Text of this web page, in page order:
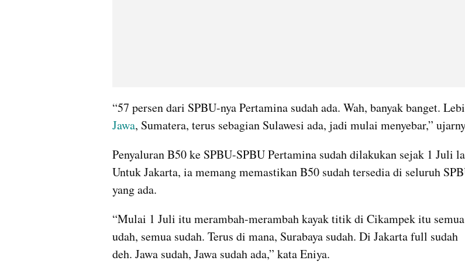
Jawa, Sumatera, terus sebagian Sulawesi ada, jadi mulai menyebar,”
Penyaluran B50 ke SPBU-SPBU Pertamina sudah dilakukan sejak 1 Juli
Untuk Jakarta, ia memang memastikan B50 sudah tersedia di seluruh
yang ada.
“Mulai 1 Juli itu merambah-merambah kayak titik di Cikampek itu semua
udah, semua sudah. Terus di mana, Surabaya sudah. Di Jakarta full sudah
deh. Jawa sudah, Jawa sudah ada,” kata Eniya.